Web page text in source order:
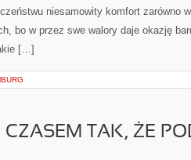
niesamowity komfort zarówno
bo w przez swe walory daje okazję
[…]
CZASEM TAK, ŻE